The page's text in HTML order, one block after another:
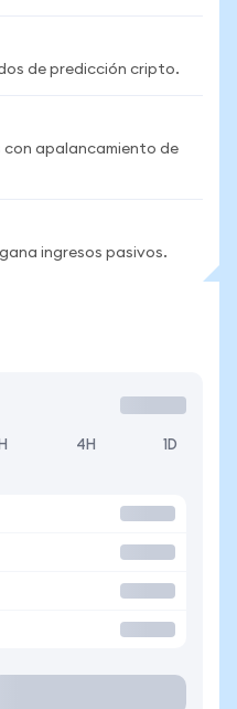
de predicción cripto.
con apalancamiento de
ingresos pasivos.
4H 1D